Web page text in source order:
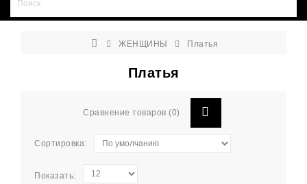
ЖЕНЩИНЫ Платья
Платья
Сравнение товаров (0)
Сортировка:
Показать: